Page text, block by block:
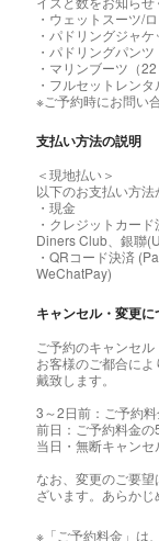
・ウェットスーツ/
・パドリングジャ
・パドリングパン
・マリンブーツ（
・フルセットレン
※ご予約時にお問い
支払い方法の説明
＜現地払い＞
以下のお支払い方法
・現金
・クレジットカー
Diners Club、銀聯
・QRコード決済
WeChatPay)
キャンセル・変更に
ご予約のキャンセ
お客様のご都合に
戴致します。
3～2日前：ご予約
前日：ご予約料金の
当日・無断キャン
なお、変更のご要
ざいます。あらかじ
※「ご予約料金」は